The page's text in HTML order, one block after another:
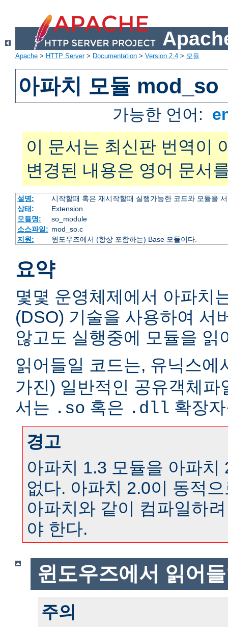
Apache > HTTP Server> Documentation > Version 2.4 > 모듈
아파치 모듈 mod_so
가능한 언어:
이 문서는 최신판 번역이
변경된 내용은 영어 문서
설명:
시작할때 혹은 재시작할때 실행가능한 코드와 모듈을
상태:
Extension
모듈명:
so_module
소스파일: mod_so.c
지원:
윈도우즈에서 (항상 포함하는) Base 모듈이다.
요약
몇몇 운영체제에서 아파치
(DSO) 기술을 사용하여 서
않고도 실행중에 모듈을 읽
읽어들일 코드는, 유닉스에
가진) 일반적인 공유객체파
서는 .so 혹은 .dll 확장
경고
아파치 1.3 모듈을 아파치
없다. 아파치 2.0이 동적
아파치와 같이 컴파일하
야 한다.
윈도우즈에서 읽어
주의